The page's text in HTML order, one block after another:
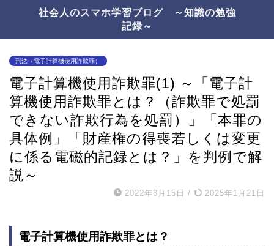
社会人のスマホ学習ブログ ～知識の勉強
記録～
刑法（電子計算機使用詐欺罪）
電子計算機使用詐欺罪(1) ～「電子計
算機使用詐欺罪とは？（詐欺罪で処罰
できない詐欺行為を処罰）」「本罪の
具体例」「財産権の得喪若しくは変更
に係る電磁的記録とは？」を判例で解
説～
2022年8月15日 / 2025年1月21日
電子計算機使用詐欺罪とは？